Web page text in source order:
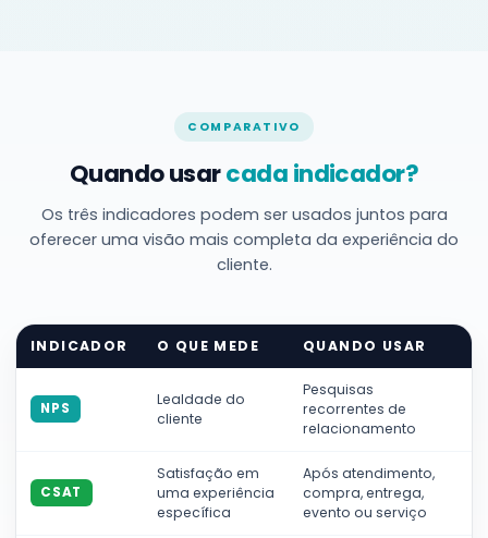
COMPARATIVO
Quando usarcada indicador?
Os três indicadores podem ser usados juntos para
oferecer uma visão mais completa da experiência do
cliente.
INDICADOR O QUE MEDE QUANDO USAR
NPS
Lealdade do
cliente
Pesquisas
recorrentes de
relacionamento
CSAT
Satisfação em
uma experiência
específica
Após atendimento,
compra, entrega,
evento ou serviço